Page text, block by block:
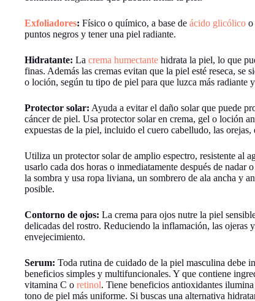
Exfoliadores: Físico o químico, a base de ácido glicólico o
puntos negros y tener una piel radiante.
Hidratante: La crema humectante hidrata la piel, lo que
finas. Además las cremas evitan que la piel esté reseca, se
o loción, según tu tipo de piel para que luzca más radiante
Protector solar: Ayuda a evitar el daño solar que puede
cáncer de piel. Usa protector solar en crema, gel o loción
expuestas de la piel, incluido el cuero cabelludo, las
Utiliza un protector solar de amplio espectro, resistente al
usarlo cada dos horas o inmediatamente después de nadar
la sombra y usa ropa liviana, un sombrero de ala ancha y
posible.
Contorno de ojos: La crema para ojos nutre la piel
delicadas del rostro. Reduciendo la inflamación, las ojeras
envejecimiento.
Serum: Toda rutina de cuidado de la piel masculina debe
beneficios simples y multifuncionales. Y que contiene
vitamina C o retinol. Tiene beneficios antioxidantes
tono de piel más uniforme. Si buscas una alternativa